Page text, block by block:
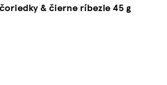
& čierne ríbezle 45 g